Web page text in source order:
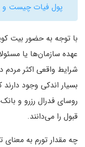
پول فیات چیست و
با توجه به حضور بیت
عهده سازمان‌ها یا
شرایط واقعی اکثر مردم
بسیار اندکی وجود
روسای فدرال رزرو و
قبول را می‌دانند.
چه مقدار تورم به معنای